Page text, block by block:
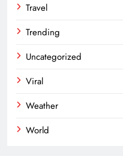
Travel
Trending
Uncategorized
Viral
Weather
World